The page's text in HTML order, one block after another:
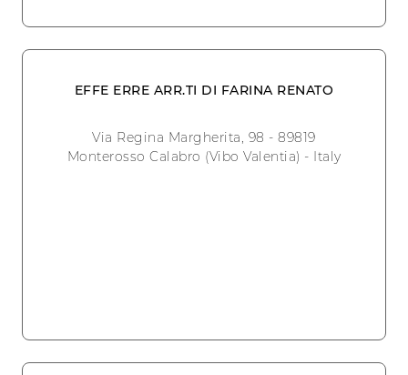
EFFE ERRE ARR.TI DI FARINA RENATO
Via Regina Margherita, 98 - 89819
Monterosso Calabro (Vibo Valentia) - Italy